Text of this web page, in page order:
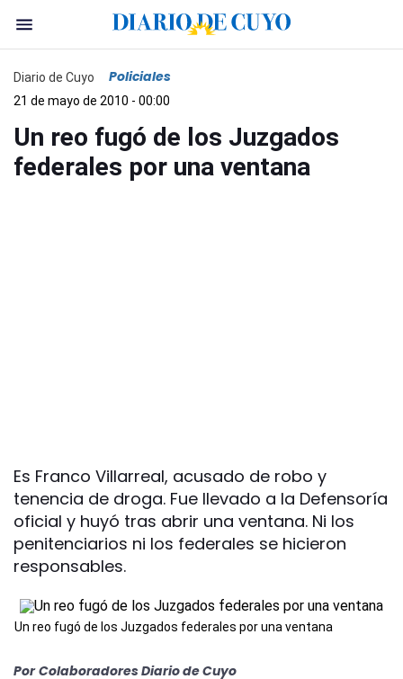
Diario de Cuyo Policiales
21 de mayo de 2010 - 00:00
Un reo fugó de los Juzgados
federales por una ventana
Es Franco Villarreal, acusado de robo y
tenencia de droga. Fue llevado a la Defensoría
oficial y huyó tras abrir una ventana. Ni los
penitenciarios ni los federales se hicieron
responsables.
Un reo fugó de los Juzgados federales por una ventana
Por Colaboradores Diario de Cuyo